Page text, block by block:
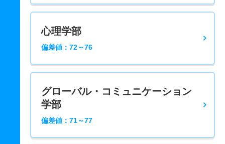
心理学部
偏差値：72～76
グローバル・コミュニケーション
学部
偏差値：71～77